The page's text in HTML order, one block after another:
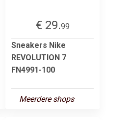
€ 29.99
Sneakers Nike
REVOLUTION 7
FN4991-100
Meerdere shops